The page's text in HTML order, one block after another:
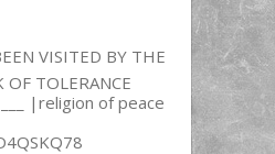
VISITED BY THE
OF TOLERANCE
|religion of peace